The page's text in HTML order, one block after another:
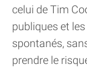
celui de Tim
publiques et
spontanés,
prendre le